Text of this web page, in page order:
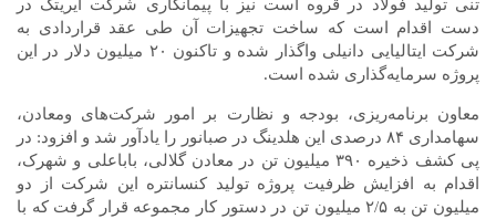
تنی تولید فولاد در قروه است نیز با پیمانکاری شرکت ایریتک در
دست اقدام است که ساخت تجهیزات آن طی عقد قراردادی به
شرکت ایتالیایی دانیلی واگذار شده و تاکنون ۲۰ میلیون دلار در این
پروژه سرمایه‌گذاری شده است.
معاون برنامه‌ریزی، بودجه و نظارت بر امور شرکت‌های ومعادن،
سهامداری ۸۴ درصدی این هلدینگ در صبانور را یادآور شد و افزود: در
پی کشف ذخیره ۳۹۰ میلیون تن در معادن گلالی، باباعلی و شهرک،
اقدام به افزایش ظرفیت پروژه تولید کنسانتره این شرکت از دو
میلیون تن به ۲/۵ میلیون تن در دستور کار مجموعه قرار گرفت که با